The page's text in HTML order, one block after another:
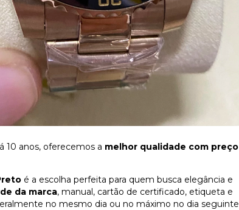
10 anos, oferecemos a melhor qualidade com preço
é a escolha perfeita para quem busca elegância e
da marca, manual, cartão de certificado, etiqueta e
no mesmo dia ou no máximo no dia seguinte